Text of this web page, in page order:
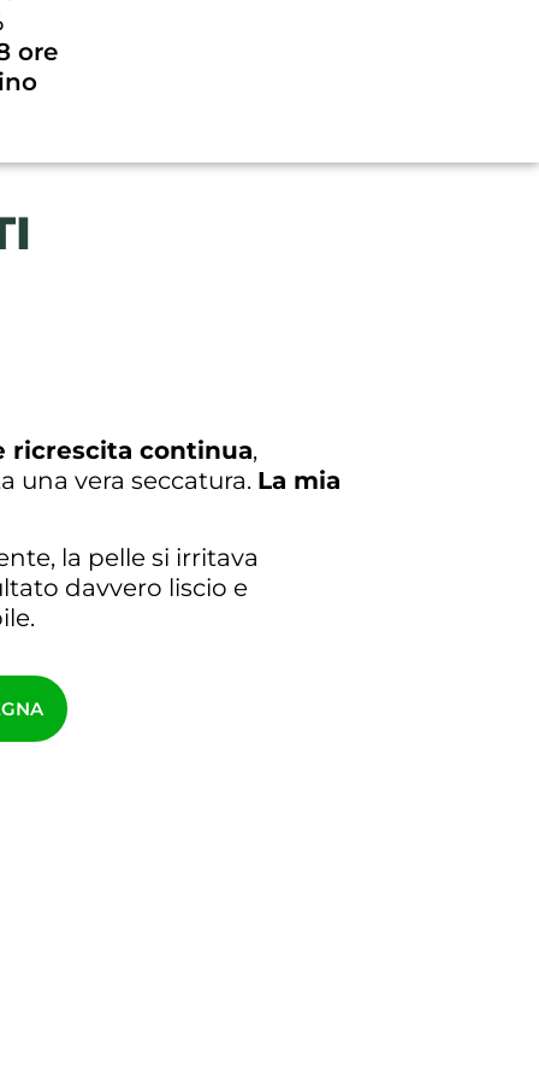
ore
ricrescita continua,
una vera seccatura. La mia
la pelle si irritava
davvero liscio e